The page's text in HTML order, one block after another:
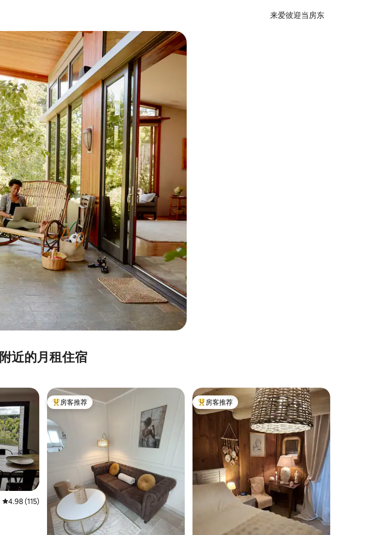
来爱彼迎当房东
附近的月租住宿
平均评分 4.98 分（满分 5 分），共 115 条评价
4.98 (115)
热门「房客推荐」
房客推荐 热门「房客推荐」
房客推荐